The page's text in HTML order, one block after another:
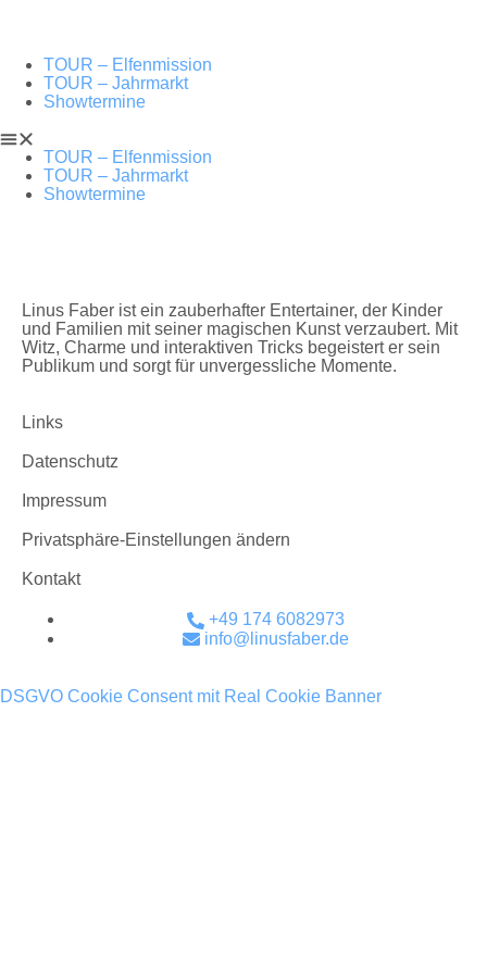
TOUR – Elfenmission
TOUR – Jahrmarkt
Showtermine
TOUR – Elfenmission
TOUR – Jahrmarkt
Showtermine
Linus Faber ist ein zauberhafter Entertainer, der Kinder
und Familien mit seiner magischen Kunst verzaubert. Mit
Witz, Charme und interaktiven Tricks begeistert er sein
Publikum und sorgt für unvergessliche Momente.
Links
Datenschutz
Impressum
Privatsphäre-Einstellungen ändern
Kontakt
+49 174 6082973
info@linusfaber.de
DSGVO Cookie Consent mit Real Cookie Banner